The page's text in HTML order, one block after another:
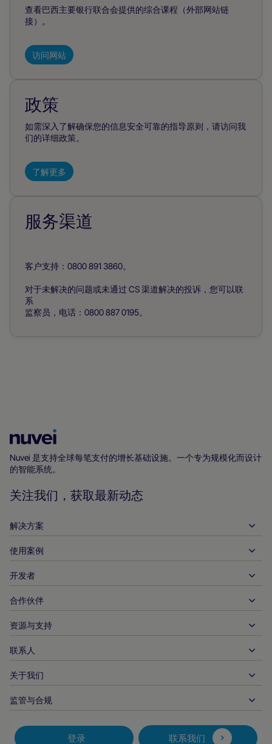
查看巴西主要银行联合会提供的综合课程（外部网站链
接）。
访问网站
政策
如需深入了解确保您的信息安全可靠的指导原则，请访问我
们的详细政策。
了解更多
服务渠道
客户支持：0800 891 3860。
对于未解决的问题或未通过 CS 渠道解决的投诉，您可以联
系
监察员，电话：0800 887 0195。
主
Nuvei 是支持全球每笔支付的增长基础设施。一个专为规模化而设计
的智能系统。
关注我们，获取最新动态
解决方案
入账
支出
全球收单
实时支付
发布
付款方式
APM
使用案例
接待服务
汽车
企业对企业
金融服务
政府付款
旅行与交通
独立软件供货商
开发者
开发者工具
API 参考文件
文件资料中心
合作伙伴
与我们合作
合作伙伴产品和解决方案
技术合作伙伴
合作伙伴 DNA
合作伙伴见解
资源与支持
客户支持
商家资源
行业报告
联系人
商户销售咨询
首席执行官办公室
公司信息
关于我们
业务概况
监管与合规
无障碍声明
登录 联系我们